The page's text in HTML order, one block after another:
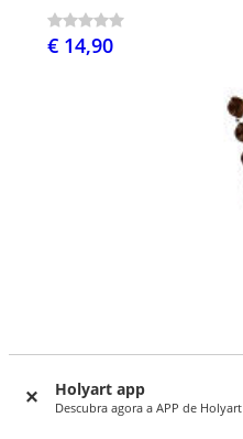
Holyart app
Descubra agora a APP de Holyart
€ 14,90